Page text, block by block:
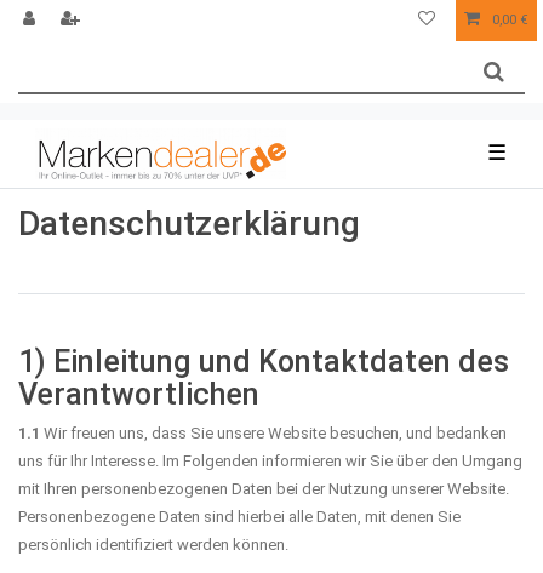
0,00 €
☰
Daten­schutz­erklärung
1) Einleitung und Kontaktdaten des
Verantwortlichen
1.1 Wir freuen uns, dass Sie unsere Website besuchen, und bedanken
uns für Ihr Interesse. Im Folgenden informieren wir Sie über den Umgang
mit Ihren personenbezogenen Daten bei der Nutzung unserer Website.
Personenbezogene Daten sind hierbei alle Daten, mit denen Sie
persönlich identifiziert werden können.